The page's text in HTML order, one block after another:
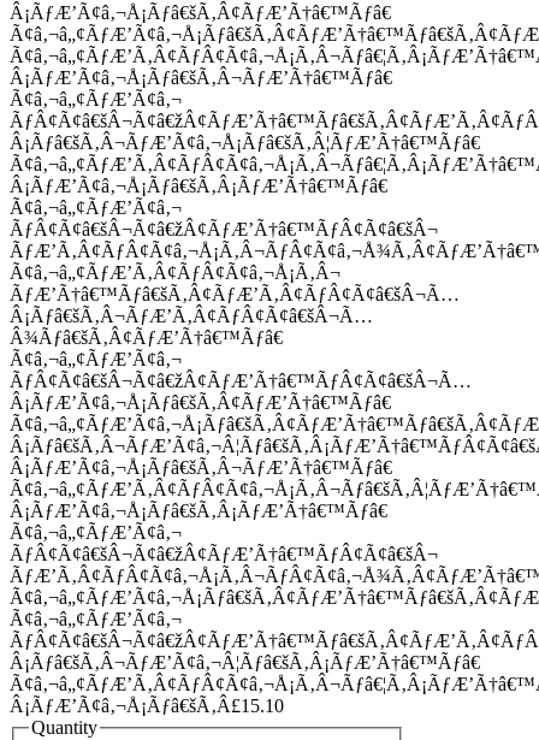
Â¡ÃƒÆ’Ã¢â‚¬Å¡Ãƒâ€šÃ‚Â¢ÃƒÆ’Ã†â€™Ãƒâ€
Â¡ÃƒÆ’Ã¢â‚¬Å¡Ãƒâ€šÃ‚Â¬ÃƒÆ’Ã†â€™Ãƒâ€
Ã¢â‚¬â„¢ÃƒÆ’Ã¢â‚¬
Â¡Ãƒâ€šÃ‚Â¬ÃƒÆ’Ã¢â‚¬Å¡Ãƒâ€šÃ‚Â¦ÃƒÆ’Ã†â€™Ãƒâ€
Â¡ÃƒÆ’Ã¢â‚¬Å¡Ãƒâ€šÃ‚Â¡ÃƒÆ’Ã†â€™Ãƒâ€
Ã¢â‚¬â„¢ÃƒÆ’Ã¢â‚¬
ÃƒÂ¢Ã¢â€šÂ¬Ã¢â€žÂ¢ÃƒÆ’Ã†â€™ÃƒÂ¢Ã¢â€šÂ¬
Ã¢â‚¬â„¢ÃƒÆ’Ã‚Â¢ÃƒÂ¢Ã¢â‚¬Å¡Ã‚Â¬
ÃƒÆ’Ã†â€™Ãƒâ€šÃ‚Â¢ÃƒÆ’Ã‚Â¢ÃƒÂ¢Ã¢â€šÂ¬Ã…
Â¡Ãƒâ€šÃ‚Â¬ÃƒÆ’Ã‚Â¢ÃƒÂ¢Ã¢â€šÂ¬Ã…
Â¾Ãƒâ€šÃ‚Â¢ÃƒÆ’Ã†â€™Ãƒâ€
Ã¢â‚¬â„¢ÃƒÆ’Ã¢â‚¬
ÃƒÂ¢Ã¢â€šÂ¬Ã¢â€žÂ¢ÃƒÆ’Ã†â€™ÃƒÂ¢Ã¢â€šÂ¬Ã…
Â¡ÃƒÆ’Ã¢â‚¬Å¡Ãƒâ€šÃ‚Â¢ÃƒÆ’Ã†â€™Ãƒâ€
Â¡ÃƒÆ’Ã¢â‚¬Å¡Ãƒâ€šÃ‚Â¬ÃƒÆ’Ã†â€™Ãƒâ€
Â¡ÃƒÆ’Ã¢â‚¬Å¡Ãƒâ€šÃ‚Â¡ÃƒÆ’Ã†â€™Ãƒâ€
Ã¢â‚¬â„¢ÃƒÆ’Ã¢â‚¬
ÃƒÂ¢Ã¢â€šÂ¬Ã¢â€žÂ¢ÃƒÆ’Ã†â€™ÃƒÂ¢Ã¢â€šÂ¬
Ã¢â‚¬â„¢ÃƒÆ’Ã¢â‚¬
Â¡Ãƒâ€šÃ‚Â¬ÃƒÆ’Ã¢â‚¬Â¦Ãƒâ€šÃ‚Â¡ÃƒÆ’Ã†â€™Ãƒâ€
Â¡ÃƒÆ’Ã¢â‚¬Å¡Ãƒâ€šÃ‚Â£15.10
Quantity